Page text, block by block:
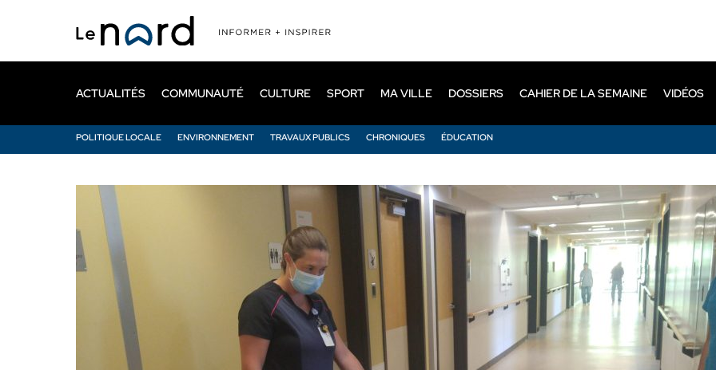
principal
ACTUALITÉS
POLITIQUE LOCALE ENVIRONNEMENT TRAVAUX PUBLICS CHRONIQUES ÉDUCATION
COMMUNAUTÉ CULTURE SPORT MA VILLE DOSSIERS CAHIER DE LA SEMAINE VIDÉOS